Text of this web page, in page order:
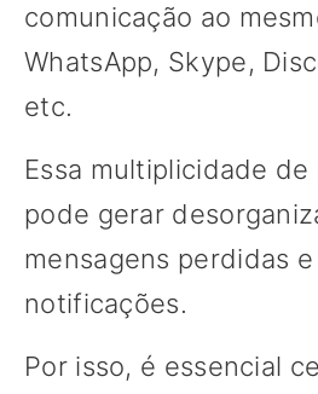
comunicação ao
WhatsApp, Skype,
etc.
Essa multiplicidade
pode gerar
mensagens perdidas
notificações.
Por isso, é essencial